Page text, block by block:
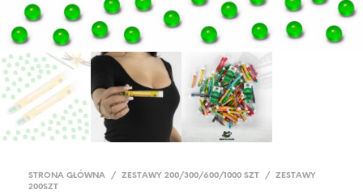
STRONA GŁÓWNA / ZESTAWY 200/300/600/1000 SZT /
ZESTAWY
200SZT